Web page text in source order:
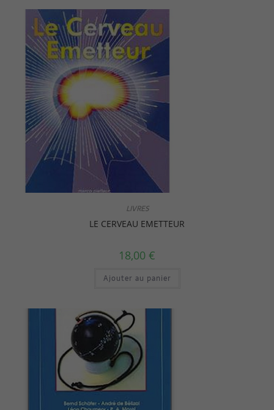
LIVRES
LE CERVEAU EMETTEUR
18,00 €
Ajouter au panier